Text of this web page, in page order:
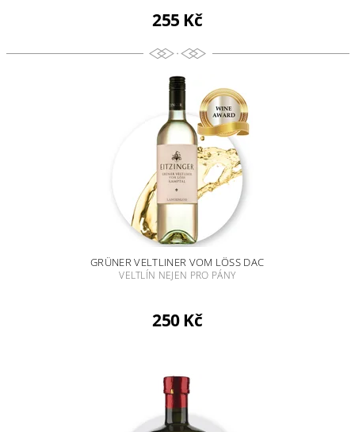
255 Kč
GRÜNER VELTLINER VOM LÖSS DAC
VELTLÍN NEJEN PRO PÁNY
250 Kč